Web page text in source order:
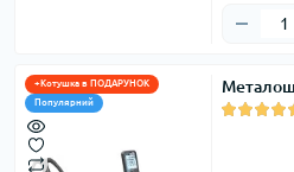
Металодетектори можуть
надвисокочастотні
+Котушка в ПОДАРУНОК
Популярний